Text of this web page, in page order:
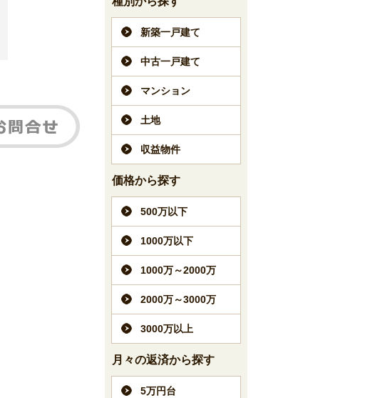
新築一戸建て
中古一戸建て
マンション
土地
収益物件
価格から探す
500万以下
1000万以下
1000万～2000万
2000万～3000万
3000万以上
月々の返済から探す
5万円台